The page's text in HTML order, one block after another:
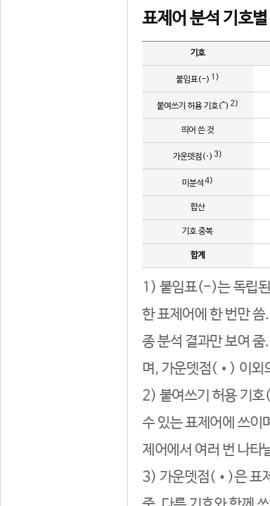
표제어 분석 기호
기호
붙임표(-) 1)
붙여쓰기 허용 기호(^) 2)
띄어 쓴 것
가운뎃점(·) 3)
미분석 4)
합산
기호 중복
합계
1) 붙임표(-)는 독립된
한 표제어에 한 번만
종 분석 결과만 보여
며, 가운뎃점(•) 이외
2) 붙여쓰기 허용 기호
수 있는 표제어에 쓰이
제어에서 여러 번 나타
3) 가운뎃점(•)은 표